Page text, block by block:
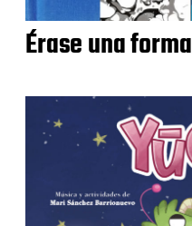
Érase una forma